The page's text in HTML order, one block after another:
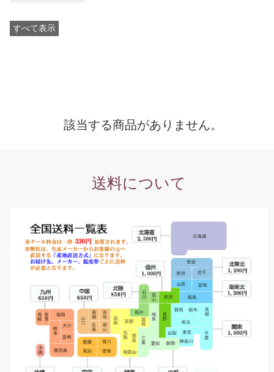
すべて表示
該当する商品がありません。
送料について